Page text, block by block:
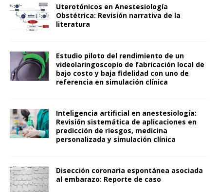
Uterotónicos en Anestesiología
Obstétrica: Revisión narrativa de la
literatura
Estudio piloto del rendimiento de un
videolaringoscopio de fabricación local de
bajo costo y baja fidelidad con uno de
referencia en simulación clínica
Inteligencia artificial en anestesiología:
Revisión sistemática de aplicaciones en
predicción de riesgos, medicina
personalizada y simulación clínica
Disección coronaria espontánea asociada
al embarazo: Reporte de caso